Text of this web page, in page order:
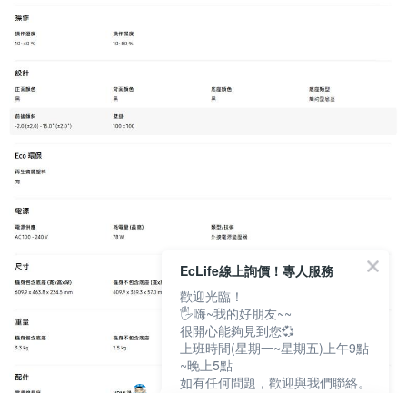
EcLife線上詢價！專人服務
歡迎光臨！
🖐嗨~我的好朋友~~
很開心能夠見到您💞
上班時間(星期一~星期五)上午9點
~晚上5點
如有任何問題，歡迎與我們聯絡。